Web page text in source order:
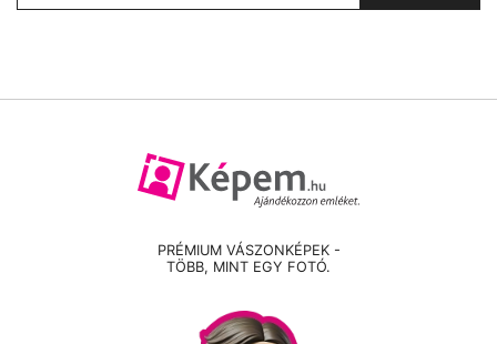
PRÉMIUM VÁSZONKÉPEK -
TÖBB, MINT EGY FOTÓ.